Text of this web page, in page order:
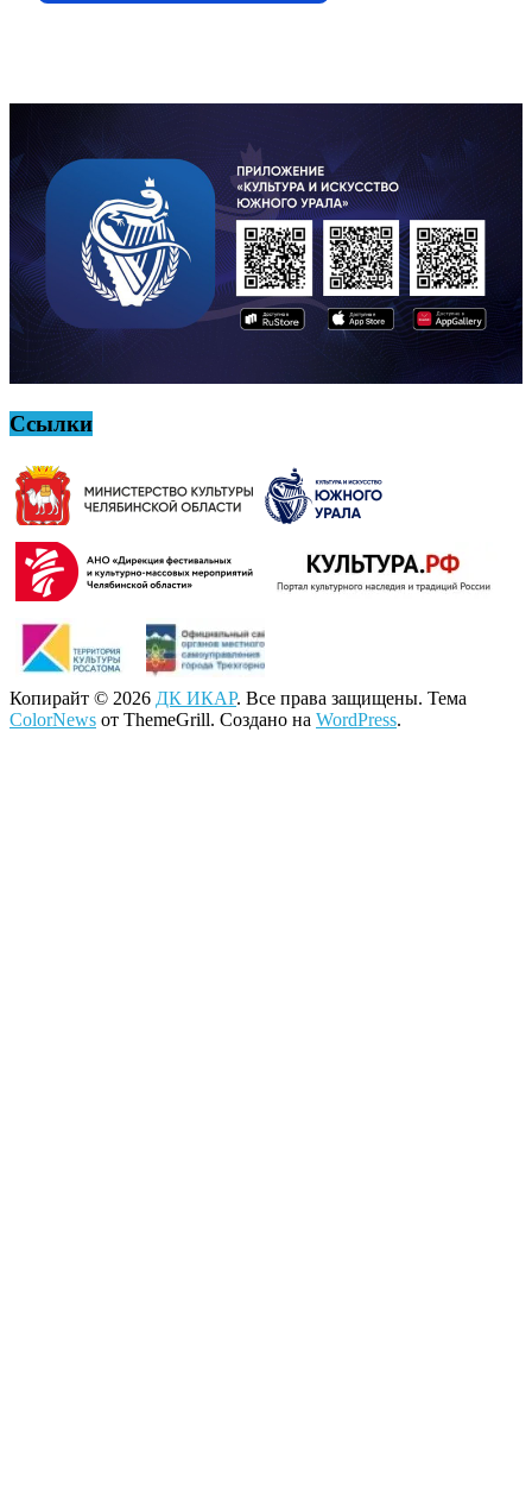
Ссылки
Копирайт © 2026 ДК ИКАР. Все права защищены. Тема
ColorNews от ThemeGrill. Создано на WordPress.